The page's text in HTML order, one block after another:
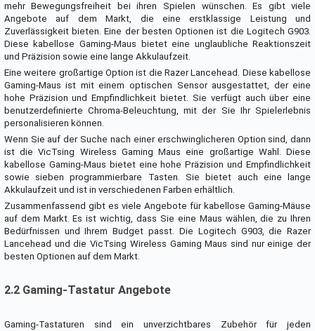
mehr Bewegungsfreiheit bei ihren Spielen wünschen. Es gibt viele
Angebote auf dem Markt, die eine erstklassige Leistung und
Zuverlässigkeit bieten. Eine der besten Optionen ist die Logitech G903.
Diese kabellose Gaming-Maus bietet eine unglaubliche Reaktionszeit
und Präzision sowie eine lange Akkulaufzeit.
Eine weitere großartige Option ist die Razer Lancehead. Diese kabellose
Gaming-Maus ist mit einem optischen Sensor ausgestattet, der eine
hohe Präzision und Empfindlichkeit bietet. Sie verfügt auch über eine
benutzerdefinierte Chroma-Beleuchtung, mit der Sie Ihr Spielerlebnis
personalisieren können.
Wenn Sie auf der Suche nach einer erschwinglicheren Option sind, dann
ist die VicTsing Wireless Gaming Maus eine großartige Wahl. Diese
kabellose Gaming-Maus bietet eine hohe Präzision und Empfindlichkeit
sowie sieben programmierbare Tasten. Sie bietet auch eine lange
Akkulaufzeit und ist in verschiedenen Farben erhältlich.
Zusammenfassend gibt es viele Angebote für kabellose Gaming-Mäuse
auf dem Markt. Es ist wichtig, dass Sie eine Maus wählen, die zu Ihren
Bedürfnissen und Ihrem Budget passt. Die Logitech G903, die Razer
Lancehead und die VicTsing Wireless Gaming Maus sind nur einige der
besten Optionen auf dem Markt.
2.2 Gaming-Tastatur Angebote
Gaming-Tastaturen sind ein unverzichtbares Zubehör für jeden